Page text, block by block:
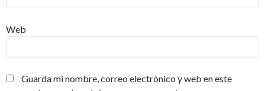
Web
Guarda mi nombre, correo electrónico y web en este